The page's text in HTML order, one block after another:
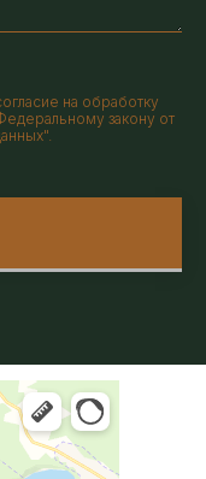
на обработку
закону от